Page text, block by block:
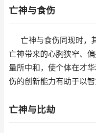
亡神与食伤
亡神与食伤同现时，
亡神带来的心胸狭窄、
量所中和，使个体在才
伤的创新能力有助于以
亡神与比劫